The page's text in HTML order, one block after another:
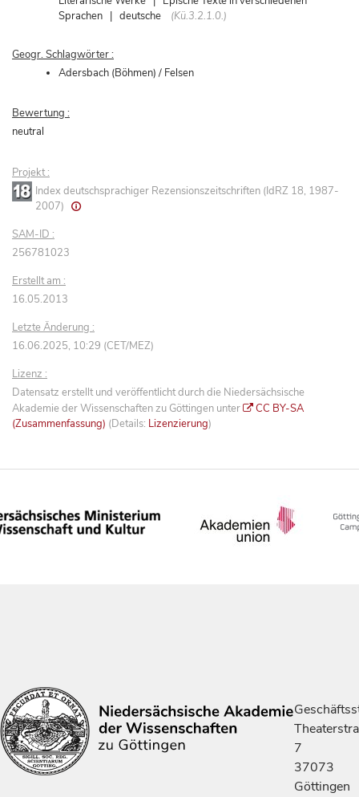
Sprachen | deutsche
(Kü.3.2.1.0.)
Geogr. Schlagwörter :
Adersbach (Böhmen) / Felsen
Bewertung :
neutral
Projekt :
Index deutschsprachiger Rezensionszeitschriften (IdRZ 18, 1987-
2007)
SAM-ID :
256781023
Erstellt am :
16.05.2013
Letzte Änderung :
16.06.2025, 10:29 (CET/MEZ)
Lizenz :
Datensatz erstellt und veröffentlicht durch die Niedersächsische
Akademie der Wissenschaften zu Göttingen unter
CC BY-SA
(Zusammenfassung) (Details: Lizenzierung)
7
37073
Göttingen